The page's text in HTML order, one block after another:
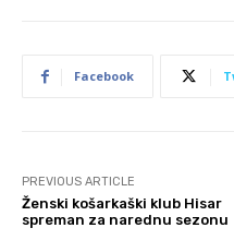
Facebook
PREVIOUS ARTICLE
Ženski košarkaški klub Hisar
spreman za narednu sezonu